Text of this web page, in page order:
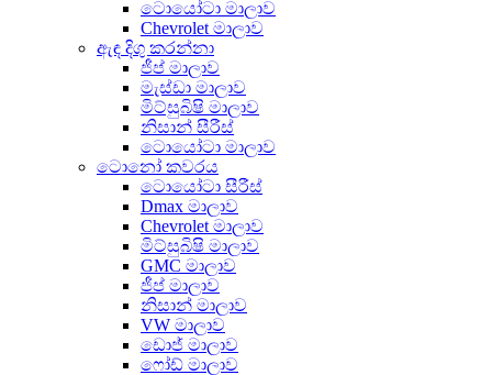
ටොයෝටා මාලාව
Chevrolet මාලාව
ඇඳ දිගු කරන්නා
ජීප් මාලාව
මැස්ඩා මාලාව
මිට්සුබිෂි මාලාව
නිසාන් සීරීස්
ටොයෝටා මාලාව
ටොනෝ කවරය
ටොයෝටා සීරීස්
Dmax මාලාව
Chevrolet මාලාව
මිට්සුබිෂි මාලාව
GMC මාලාව
ජීප් මාලාව
නිසාන් මාලාව
VW මාලාව
ඩොජ් මාලාව
ෆෝඩ් මාලාව